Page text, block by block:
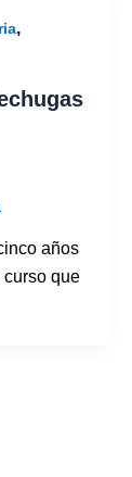
,
años
curso que